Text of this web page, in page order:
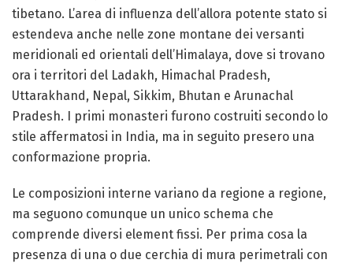
tibetano. L’area di influenza dell’allora potente stato si
estendeva anche nelle zone montane dei versanti
meridionali ed orientali dell’Himalaya, dove si trovano
ora i territori del Ladakh, Himachal Pradesh,
Uttarakhand, Nepal, Sikkim, Bhutan e Arunachal
Pradesh. I primi monasteri furono costruiti secondo lo
stile affermatosi in India, ma in seguito presero una
conformazione propria.
Le composizioni interne variano da regione a regione,
ma seguono comunque un unico schema che
comprende diversi element fissi. Per prima cosa la
presenza di una o due cerchia di mura perimetrali con